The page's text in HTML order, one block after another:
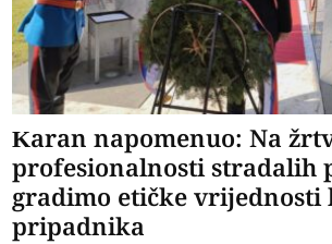
Karan napomenuo: Na
profesionalnosti stradalih
gradimo etičke vrijednosti
pripadnika